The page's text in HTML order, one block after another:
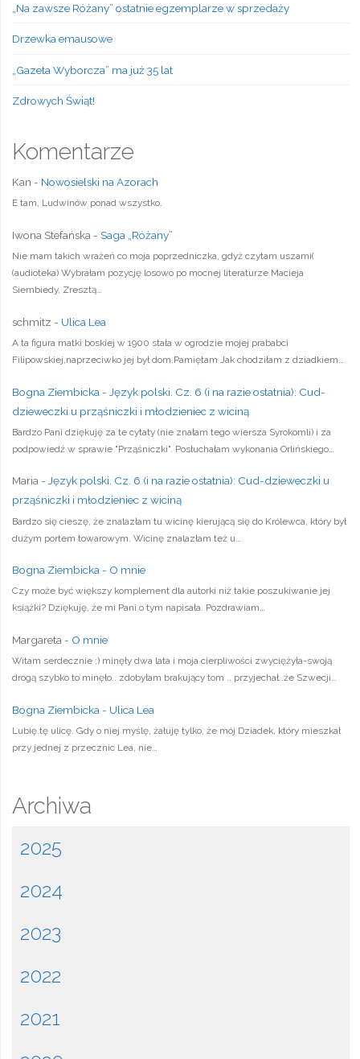
„Na zawsze Różany” ostatnie egzemplarze w sprzedaży
Drzewka emausowe
„Gazeta Wyborcza” ma już 35 lat
Zdrowych Świąt!
Komentarze
Kan - Nowosielski na Azorach
E tam, Ludwinów ponad wszystko.
Iwona Stefańska - Saga „Różany”
Nie mam takich wrażeń co moja poprzedniczka, gdyż czytam uszami(
(audioteka) Wybrałam pozycję losowo po mocnej literaturze Macieja
Siembiedy, Zresztą…
schmitz - Ulica Lea
A ta figura matki boskiej w 1900 stała w ogrodzie mojej prababci
Filipowskiej,naprzeciwko jej był dom.Pamiętam Jak chodziłam z dziadkiem…
Bogna Ziembicka - Język polski. Cz. 6 (i na razie ostatnia): Cud-
dzieweczki u prząśniczki i młodzieniec z wiciną
Bardzo Pani dziękuję za te cytaty (nie znałam tego wiersza Syrokomli) i za
podpowiedź w sprawie "Prząśniczki". Posłuchałam wykonania Orlińskiego…
Maria- Język polski. Cz. 6 (i na razie ostatnia): Cud-dzieweczki u
prząśniczki i młodzieniec z wiciną
Bardzo się cieszę, że znalazłam tu wicinę kierującą się do Królewca, który był
dużym portem towarowym. Wicinę znalazłam też u…
Bogna Ziembicka - O mnie
Czy może być większy komplement dla autorki niż takie poszukiwanie jej
książki? Dziękuję, że mi Pani o tym napisała. Pozdrawiam…
Margareta - O mnie
Witam serdecznie ;) minęły dwa lata i moja cierpliwości zwyciężyła-swoją
drogą szybko to minęło.. zdobyłam brakujący tom .. przyjechał..że Szwecji…
Bogna Ziembicka - Ulica Lea
Lubię tę ulicę. Gdy o niej myślę, żałuję tylko, że mój Dziadek, który mieszkał
przy jednej z przecznic Lea, nie…
Archiwa
2025
2024
2023
2022
2021